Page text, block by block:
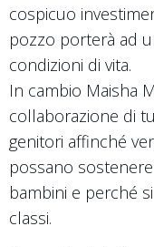
cospicuo
pozzo porterà ad
condizioni di vita.
In cambio Maisha
collaborazione di
genitori affinché
possano
bambini e perché
classi.